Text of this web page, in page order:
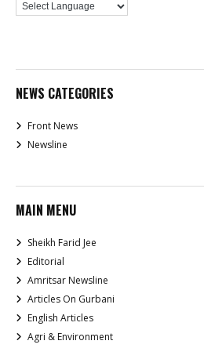
NEWS CATEGORIES
Front News
Newsline
MAIN MENU
Sheikh Farid Jee
Editorial
Amritsar Newsline
Articles On Gurbani
English Articles
Agri & Environment